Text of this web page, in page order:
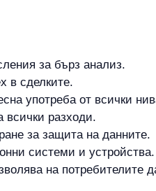
за бърз анализ.
в сделките.
употреба от всички
всички разходи.
за защита на данните.
системи и устройства.
на потребителите